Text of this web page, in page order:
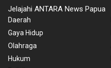
Jelajahi ANTARA News Papua
Daerah
Gaya Hidup
Olahraga
Hukum